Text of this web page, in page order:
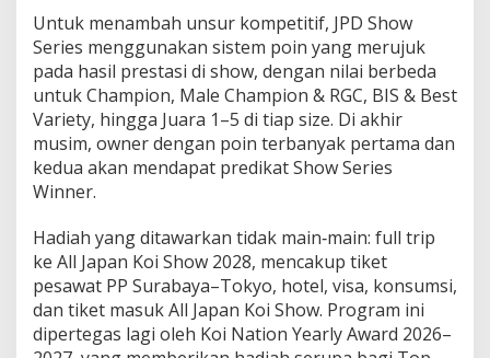
Untuk menambah unsur kompetitif, JPD Show
Series menggunakan sistem poin yang merujuk
pada hasil prestasi di show, dengan nilai berbeda
untuk Champion, Male Champion & RGC, BIS & Best
Variety, hingga Juara 1–5 di tiap size. Di akhir
musim, owner dengan poin terbanyak pertama dan
kedua akan mendapat predikat Show Series
Winner.
Hadiah yang ditawarkan tidak main‑main: full trip
ke All Japan Koi Show 2028, mencakup tiket
pesawat PP Surabaya–Tokyo, hotel, visa, konsumsi,
dan tiket masuk All Japan Koi Show. Program ini
dipertegas lagi oleh Koi Nation Yearly Award 2026–